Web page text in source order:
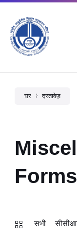
घर दस्तावेज़
Forms
सभी